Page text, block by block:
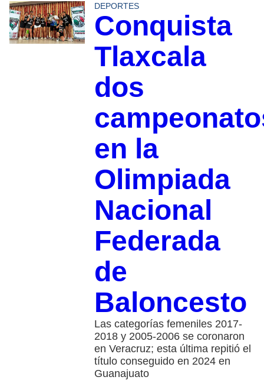
DEPORTES
Conquista
Tlaxcala
dos
en la
Olimpiada
Nacional
Federada
de
Baloncesto
Las categorías femeniles 2017-
2018 y 2005-2006 se coronaron
en Veracruz; esta última repitió el
título conseguido en 2024 en
Guanajuato